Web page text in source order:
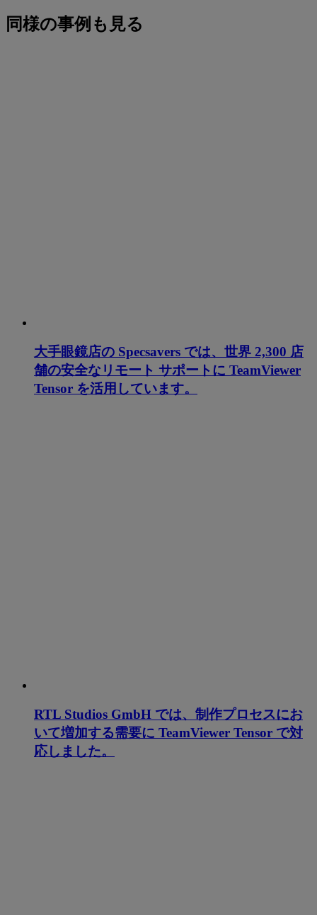
同様の事例も見る
大手眼鏡店の Specsavers では、世界 2,300 店
舗の安全なリモート サポートに TeamViewer
Tensor を活用しています。
RTL Studios GmbH では、制作プロセスにお
いて増加する需要に TeamViewer Tensor で対
応しました。